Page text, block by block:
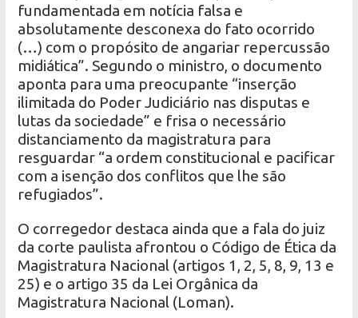
fundamentada em notícia falsa e
absolutamente desconexa do fato ocorrido
(…) com o propósito de angariar repercussão
midiática”. Segundo o ministro, o documento
aponta para uma preocupante “inserção
ilimitada do Poder Judiciário nas disputas e
lutas da sociedade” e frisa o necessário
distanciamento da magistratura para
resguardar “a ordem constitucional e pacificar
com a isenção dos conflitos que lhe são
refugiados”.
O corregedor destaca ainda que a fala do juiz
da corte paulista afrontou o Código de Ética da
Magistratura Nacional (artigos 1, 2, 5, 8, 9, 13 e
25) e o artigo 35 da Lei Orgânica da
Magistratura Nacional (Loman).